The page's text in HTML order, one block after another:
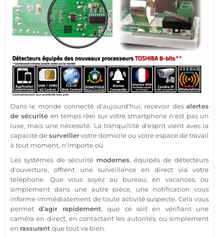
Dans le mondeconnecté d'aujourd'hui, recevoir desalertes
desécurité en temps réel sur votresmartphone n'est pas un
luxe, mais une nécessité. La tranquillité d'esprit vient avec la
capacité desurveillervotre domicile ou votre espace de travail
à tout moment, n'importe où.
Les systèmes de sécurité modernes, équipés de détecteurs
d'ouverture, offrent une surveillanceen direct via votre
téléphone. Que vous soyez au bureau, en vacances, ou
simplement dans une autre pièce, une notification vous
informe immédiatement de toute activité suspecte. Cela vous
permetd'agir rapidement, que ce soit en vérifiant une
caméra en direct, en contactant les autorités, ou simplement
en rassurant que tout va bien.